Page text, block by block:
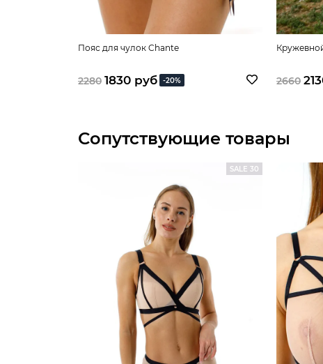
Пояс для чулок Chante
2280 1830 руб -20% 2660
Сопутствующие товары
SALE 30